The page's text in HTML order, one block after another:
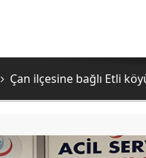
Çan ilçesine bağlı Etli